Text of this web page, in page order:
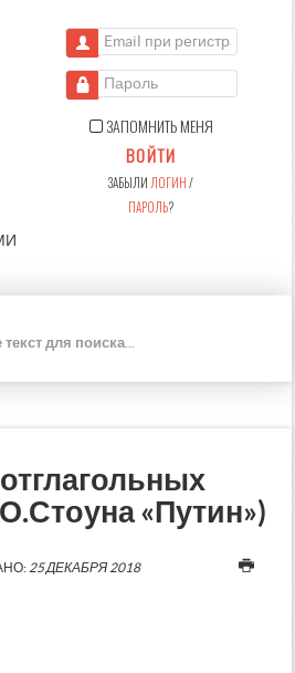
Email при регистрации
Пароль
ЗАПОМНИТЬ МЕНЯ
ВОЙТИ
ЗАБЫЛИ ЛОГИН/
ПАРОЛЬ?
К
«Путин»)
25 ДЕКАБРЯ 2018